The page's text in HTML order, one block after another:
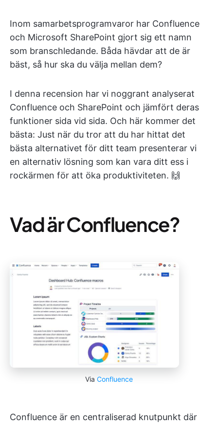
Inom samarbetsprogramvaror har Confluence
och Microsoft SharePoint gjort sig ett namn
som branschledande. Båda hävdar att de är
bäst, så hur ska du välja mellan dem?
I denna recension har vi noggrant analyserat
Confluence och SharePoint och jämfört deras
funktioner sida vid sida. Och här kommer det
bästa: Just när du tror att du har hittat det
bästa alternativet för ditt team presenterar vi
en alternativ lösning som kan vara ditt ess i
rockärmen för att öka produktiviteten. 🙌
Vad är Confluence?
Via Confluence
Confluence är en centraliserad knutpunkt där